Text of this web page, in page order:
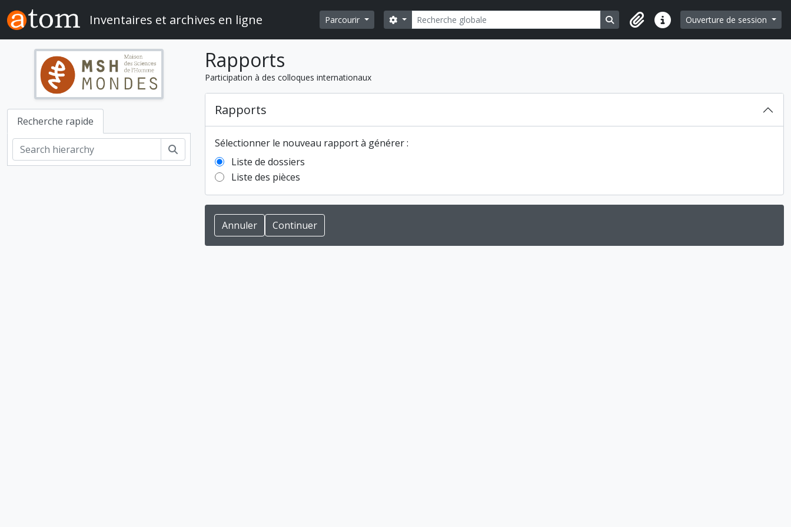
Skip to main content
Inventaires et archives en ligne Parcourir Rechercher
Search options Search in browse page
Liens rapidesOuverture de session
Recherche rapide
Rechercher
Rapports
Participation à des colloques internationaux
Rapports
Sélectionner le nouveau rapport à générer :
Liste de dossiers
Liste des pièces
Annuler